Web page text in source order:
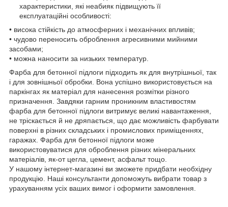
характеристики, які неабияк підвищують її
експлуатаційні особливості:
• висока стійкість до атмосферних і механічних впливів;
• чудово переносить оброблення агресивними мийними
засобами;
• можна наносити за низьких температур.
Фарба для бетонної підлоги підходить як для внутрішньої, так
і для зовнішньої обробки. Вона успішно використовується на
паркінгах як матеріал для нанесення розмітки різного
призначення. Завдяки гарним проникним властивостям
фарба для бетонної підлоги витримує великі навантаження,
не тріскається й не дряпається, що дає можливість фарбувати
поверхні в різних складських і промислових приміщеннях,
гаражах. Фарба для бетонної підлоги може
використовуватися для оброблення різних мінеральних
матеріалів, як-от цегла, цемент, асфальт тощо.
У нашому інтернет-магазині ви зможете придбати необхідну
продукцію. Наші консультанти допоможуть вибрати товар з
урахуванням усіх ваших вимог і оформити замовлення.